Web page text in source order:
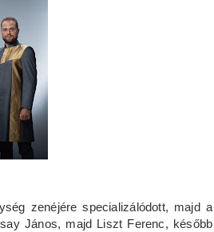
zenéjére specializálódott, majd a
János, majd Liszt Ferenc, később